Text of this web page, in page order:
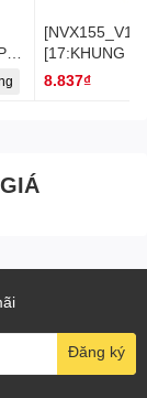
[NVX155_V1]
[17:KHUNG
2788 ĐỆM
8.837₫
Đăng ký